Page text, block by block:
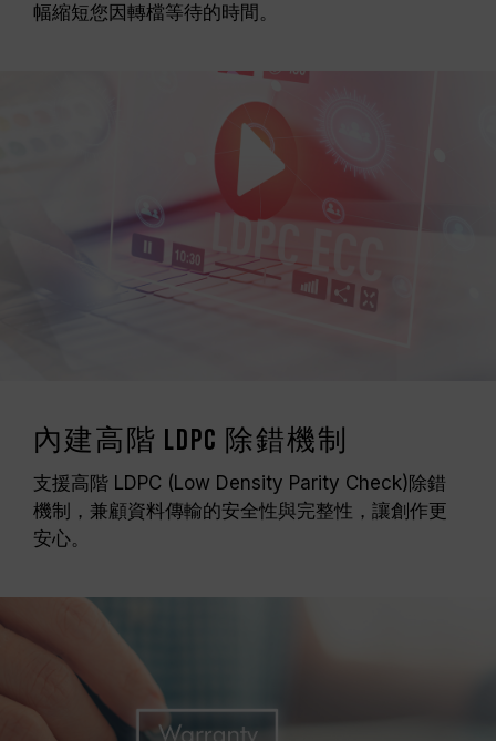
幅縮短您因轉檔等待的時間。
內建高階 LDPC 除錯機制
支援高階 LDPC (Low Density Parity Check)除錯
機制，兼顧資料傳輸的安全性與完整性，讓創作更
安心。